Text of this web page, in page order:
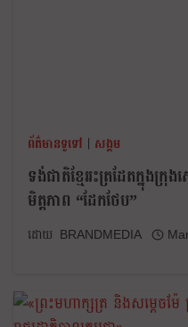
ព័ត៌មានទូទៅ | សង្គម
ទង់ជាតិខ្មែររះត្រដែតក្នុង
មិត្តភាព “ដែកថែប”
BRANDMEDIA